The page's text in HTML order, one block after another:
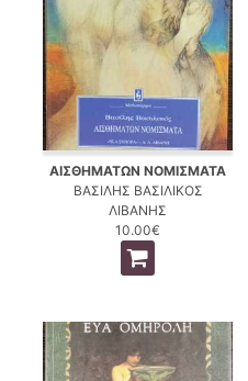
ΑΙΣΘΗΜΑΤΩΝ ΝΟΜΙΣΜΑΤΑ
ΒΑΣΙΛΗΣ ΒΑΣΙΛΙΚΟΣ
ΛΙΒΑΝΗΣ
10.00€